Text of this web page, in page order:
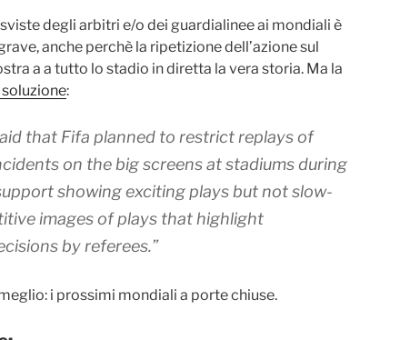
degli arbitri e/o dei guardialinee ai mondiali è
anche perchè la ripetizione dell’azione sul
a a tutto lo stadio in diretta la vera storia. Ma la
soluzione:
that Fifa planned to restrict replays of
on the big screens at stadiums during
showing exciting plays but not slow-
images of plays that highlight
by referees.”
i prossimi mondiali a porte chiuse.